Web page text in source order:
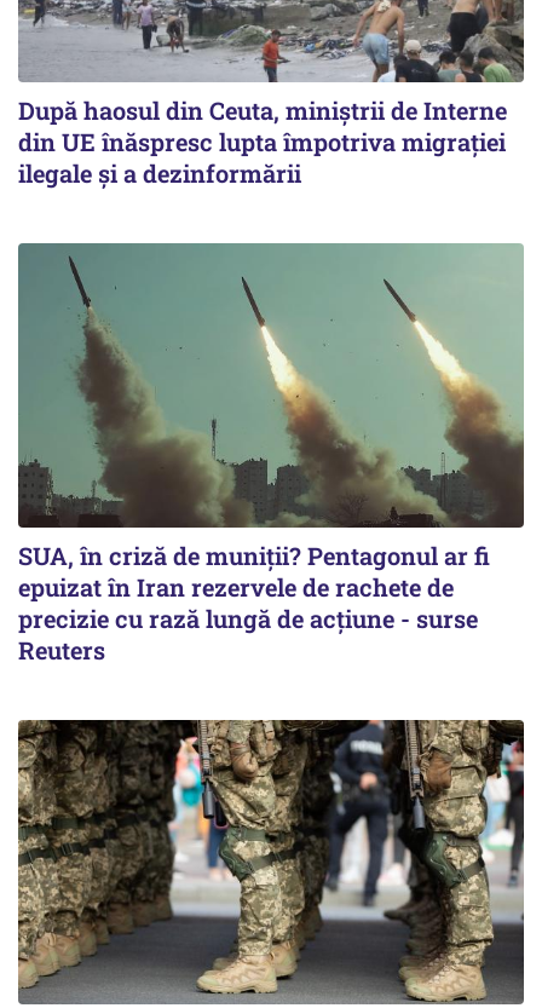
După haosul din Ceuta, miniștrii de Interne
din UE înăspresc lupta împotriva migrației
ilegale și a dezinformării
SUA, în criză de muniții? Pentagonul ar fi
epuizat în Iran rezervele de rachete de
precizie cu rază lungă de acţiune - surse
Reuters